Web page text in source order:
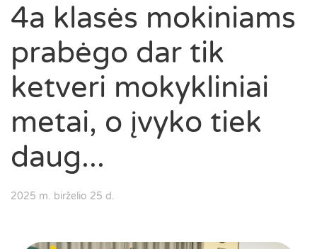
4a klasės mokiniams
prabėgo dar tik
ketveri mokykliniai
metai, o įvyko tiek
daug...
2025 m. birželio 25 d.